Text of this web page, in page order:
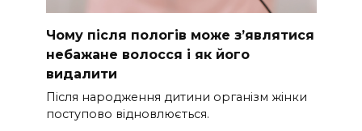
Чому після пологів може з’являтися
небажане волосся і як його
видалити
Після народження дитини організм жінки
поступово відновлюється.